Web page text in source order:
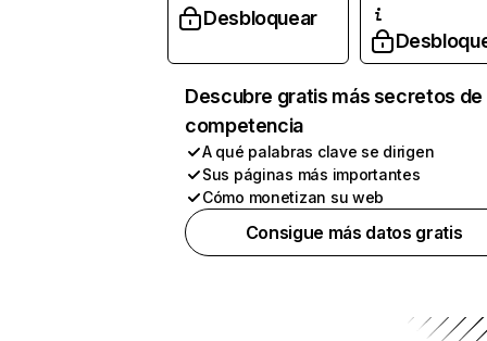
Desbloquear
Descubre gratis más secretos de
competencia
A qué palabras clave se dirigen
Sus páginas más importantes
Cómo monetizan su web
Consigue más datos gratis